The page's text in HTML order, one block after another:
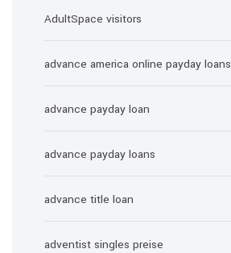
AdultSpace visitors
advance america online payday loans
advance payday loan
advance payday loans
advance title loan
adventist singles preise